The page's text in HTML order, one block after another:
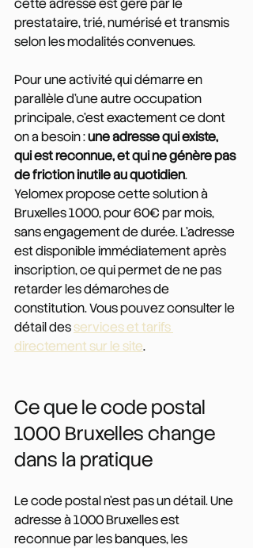
cette adresse est géré par le
prestataire, trié, numérisé et transmis
selon les modalités convenues.
Pour une activité qui démarre en
parallèle d'une autre occupation
principale, c'est exactement ce dont
on a besoin : une adresse qui existe,
qui est reconnue, et qui ne génère pas
de friction inutile au quotidien.
Yelomex propose cette solution à
Bruxelles 1000, pour 60€ par mois,
sans engagement de durée. L'adresse
est disponible immédiatement après
inscription, ce qui permet de ne pas
retarder les démarches de
constitution. Vous pouvez consulter le
détail des services et tarifs
directement sur le site.
Ce que le code postal
1000 Bruxelles change
dans la pratique
Le code postal n'est pas un détail. Une
adresse à 1000 Bruxelles est
reconnue par les banques, les